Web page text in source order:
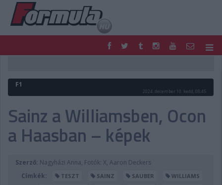
FORMULA
MOTOR
PODCAST
SHOP
TIPPJÁTÉK
DIGITÁLIS MAGAZIN
PONTÁLLÁSOK
F1
2024. december 10. kedd, 08:45
Sainz a Williamsben, Ocon
a Haasban – képek
Szerző: Nagyházi Anna, Fotók: X, Aaron Deckers
Címkék:
TESZT SAINZ SAUBER
WILLIAMS